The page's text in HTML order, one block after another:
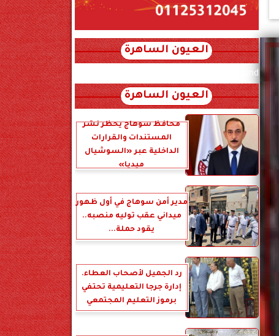
العيون الساهرة
xml_json/rss/~12.xml x0n not found
العيون الساهرة
محافظ سوهاج يحظر نشر
المستندات والقرارات
الداخلية عبر «السوشيال
ميديا»
مدير أمن سوهاج في أول ظهور
ميداني عقب توليه منصبه..
يقود حملة...
رد الجميل لأصحاب العطاء.
إدارة جرجا التعليمية تحتفي
برموز التعليم المجتمعي